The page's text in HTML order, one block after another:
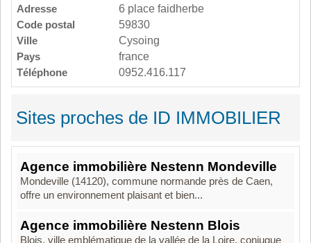
Adresse
6 place faidherbe
Code postal
59830
Ville
Cysoing
Pays
france
Téléphone
0952.416.117
Sites proches de ID IMMOBILIER
Agence immobilière Nestenn Mondeville
Mondeville (14120), commune normande près de Caen,
offre un environnement plaisant et bien...
Agence immobilière Nestenn Blois
Blois, ville emblématique de la vallée de la Loire, conjugue